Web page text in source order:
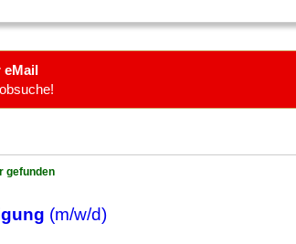
eMail
gefunden
(m/w/d)